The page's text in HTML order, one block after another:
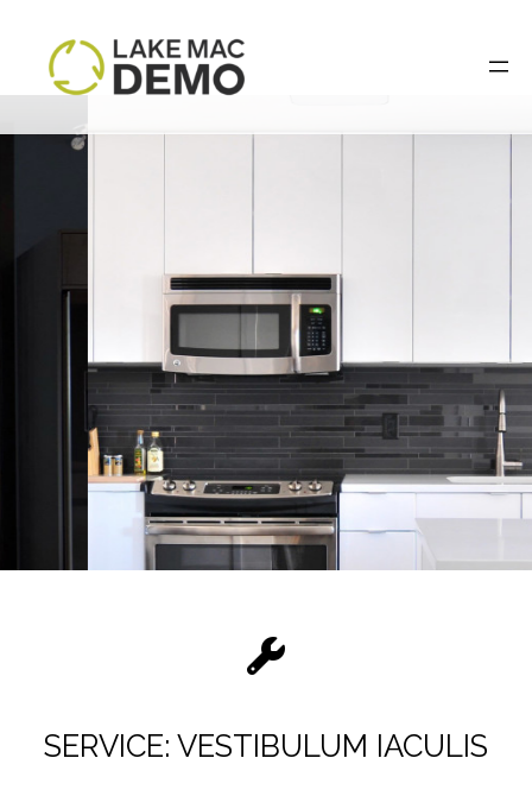
SERVICE: VESTIBULUM IACULIS